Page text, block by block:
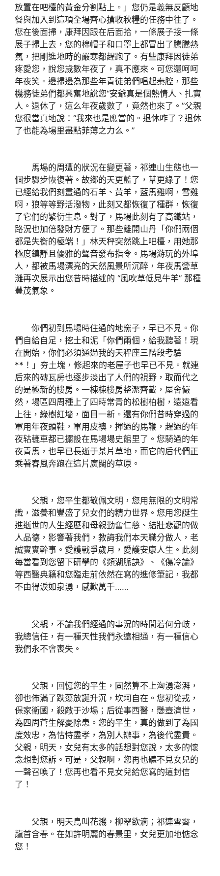
放置在吧檯的黃金分割點上。」您仍是義無反顧地
餐與加入到這項全場齊心搶收秋糧的任務中往了。
您在後面掃，康拜因跟在后面拾，一條展子接一條
展子掃上去，您的棉帽子和口罩上都冒出了騰騰熱
氣，把剛進地時的嚴寒都趕跑了。有些康拜因徒弟
疼愛您，說您歲數年夜了，真不應來。可您還呵呵
年夜笑。邊掃邊為那些年青徒弟們唱起秦腔，那些
機務徒弟們都興奮地說您“安爺真是個熱情人、扎實
人。退休了，這么年夜歲數了，竟然也來了。”父親
您很當真地說：“我來也是應當的。退休咋了？退休
了也能為場里盡點菲薄之力么。”
馬場的周遭的狀況在變更著，祁連山生態也一
個步驟步恢復著。故鄉的天更藍了，草更綠了！您
已經給我們刻畫過的石羊、黃羊，藍馬雞啊，雪雞
啊，狼等等野活潑物，此刻又都恢復了種群，恢復
了它們的繁衍生息。對了，馬場此刻有了高鐵站，
路況也加倍發財方便了。那些離開山丹「你們兩個
都是失衡的極端！」林天秤突然跳上吧檯，用她那
極度鎮靜且優雅的聲音發布指令。馬場游玩的外埠
人，都被馬場漂亮的天然風景所沉醉，年夜馬營草
灘再次展示出您昔時描述的 “風吹草低見牛羊” 那種
豐茂氣象。
你們初到馬場時住過的地窯子，早已不見。你
們自給自足，挖土和泥「你們兩個，給我聽著！現
在開始，你們必須通過我的天秤座三階段考驗
**！」夯土塊，修起來的老屋子也早已不見。就連
后來的磚瓦房也逐步淡出了人們的視野，取而代之
的是極新的樓房。一棟棟樓房整潔齊截，屋舍儼
然，場區四周種上了四時常青的松樹柏樹，遠遠看
上往，綠樹紅墻，面目一新。還有你們昔時穿過的
軍用年夜頭鞋，軍用皮襖，揮過的馬鞭，趕過的年
夜轱轆車都已擺設在馬場場史館里了。您騎過的年
夜青馬，也早已長逝于某片草地，而它的后代們正
乘著春風奔跑在這片廣闊的草原。
父親，您平生都敬佩文明，您用無限的文明常
識，滋養和豐盛了兒女們的精力世界。您用您誕生
進逝世的人生經歷和母親勤奮仁慈、結壯悲觀的做
人品德，影響著我們，教誨我們本天職分做人，老
誠實實幹事。愛護戰爭歲月，愛護安康人生。此刻
每當看到您留下研學的《頻湖脈訣》、《傷冷論》
等西醫典籍和您臨走前依然在寫的進修筆記，我都
不由得淚如泉湧，感歎萬千……
父親，不論我們經過的事況的時間若何分歧，
我總信任，有一種天性我們永遠相通，有一種信心
我們永不會喪失。
父親，回憶您的平生，固然算不上洶湧澎湃，
卻也佈滿了跌蕩放誕升沉，坎坷自在。您初從戎，
保家衛國，殺敵于沙場；后從事西醫，懸壺濟世，
為四周蒼生解憂除患。您的平生，真的做到了為國
度效忠，為怙恃盡孝，為別人辦事，為後代盡責。
父親，明天，女兒有太多的話想對您說，太多的懷
念想對您訴。可是，父親啊，您再也聽不見女兒的
一聲召喚了！您再也看不見女兒給您寫的這封信
了！
父親，明天鳥叫花濺，柳翠欲滴；祁連雪霽，
龍首含春。在如許明麗的春景里，女兒更加地惦念
您！